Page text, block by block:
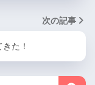
次の記事
た！